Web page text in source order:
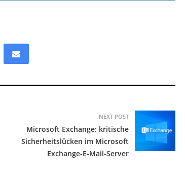
NEXT POST
Microsoft Exchange: kritische
Sicherheitslücken im Microsoft
Exchange-E-Mail-Server